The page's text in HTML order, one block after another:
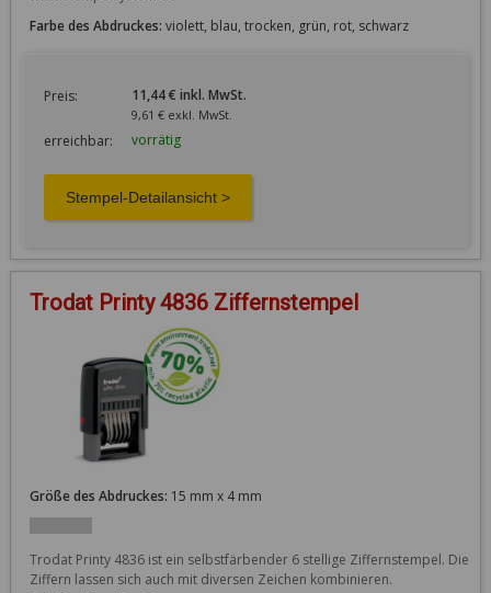
Farbe des Abdruckes: violett, blau, trocken, grün, rot, schwarz
Preis: 11,44 € inkl. MwSt.
9,61 € exkl. MwSt.
erreichbar: vorrätig
Trodat Printy 4836 Ziffernstempel
Größe des Abdruckes: 15 mm x 4 mm
Trodat Printy 4836 ist ein selbstfärbender 6 stellige Ziffernstempel. Die
Ziffern lassen sich auch mit diversen Zeichen kombinieren.